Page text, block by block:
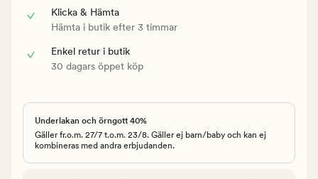
Klicka & Hämta
Hämta i butik efter 3 timmar
Enkel retur i butik
30 dagars öppet köp
Underlakan och örngott 40%
Gäller fr.o.m. 27/7 t.o.m. 23/8. Gäller ej barn/baby och kan ej
kombineras med andra erbjudanden.